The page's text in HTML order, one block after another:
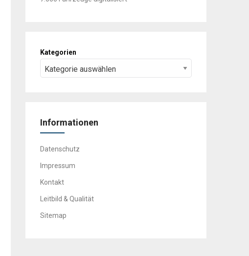
Kategorien
Informationen
Datenschutz
Impressum
Kontakt
Leitbild & Qualität
Sitemap